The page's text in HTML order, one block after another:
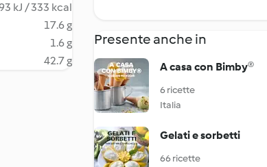
kJ / 333 kcal
17.6 g
1.6 g
42.7 g
Presente anche in
A casa con Bimby®
6 ricette
Italia
Gelati e sorbetti
66 ricette